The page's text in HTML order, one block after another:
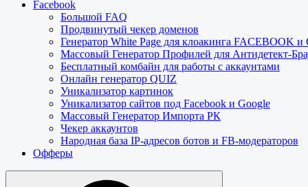
Facebook
Большой FAQ
Продвинутый чекер доменов
Генератор White Page для клоакинга FACEBOOK
Массовый Генератор Профилей для Антидетект-
Бесплатный комбайн для работы с аккаунтами
Онлайн генератор QUIZ
Уникализатор картинок
Уникализатор сайтов под Facebook и Google
Массовый Генератор Импорта РК
Чекер аккаунтов
Народная база IP-адресов ботов и FB-модераторов
Офферы